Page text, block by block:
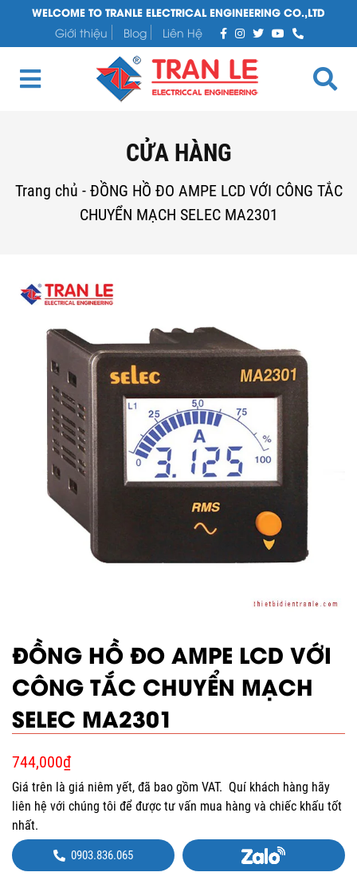
WELCOME TO TRANLE ELECTRICAL ENGINEERING CO.,LTD
Giới thiệu
Blog Liên Hệ
CỬA HÀNG
Trang chủ - ĐỒNG HỒ ĐO AMPE LCD VỚI CÔNG TẮC
CHUYỂN MẠCH SELEC MA2301
ĐỒNG HỒ ĐO AMPE LCD VỚI
CÔNG TẮC CHUYỂN MẠCH
SELEC MA2301
744,000₫
Giá trên là giá niêm yết, đã bao gồm VAT. Quí khách hàng hãy
liên hệ với chúng tôi để được tư vấn mua hàng và chiếc khấu tốt
nhất.
0903.836.065